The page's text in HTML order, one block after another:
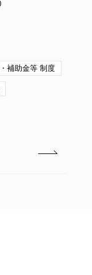
補助金等 制度